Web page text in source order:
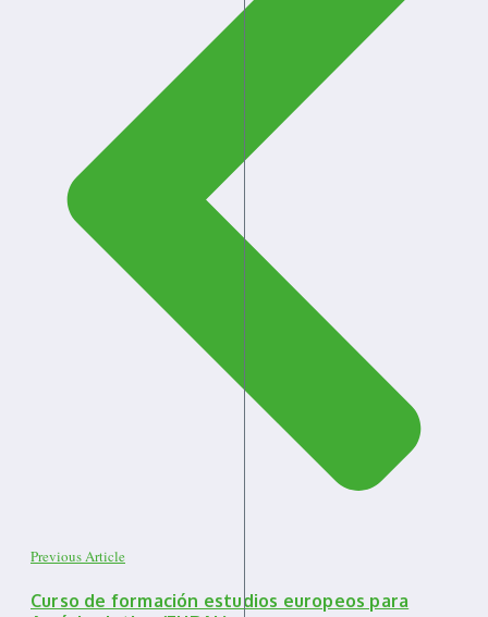
Previous Article
Curso de formación estudios europeos para